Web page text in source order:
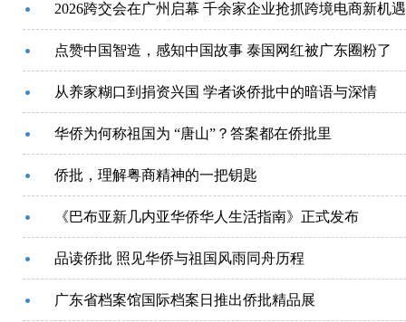
2026跨交会在广州启幕 千余家企业抢抓跨境电商新机遇
点赞中国智造，感知中国故事 泰国网红被广东圈粉了
从养家糊口到捐资兴国 学者谈侨批中的暗语与深情
华侨为何称祖国为 “唐山”？答案都在侨批里
侨批，理解粤商精神的一把钥匙
《巴布亚新几内亚华侨华人生活指南》正式发布
品读侨批 照见华侨与祖国风雨同舟历程
广东省档案馆国际档案日推出侨批精品展